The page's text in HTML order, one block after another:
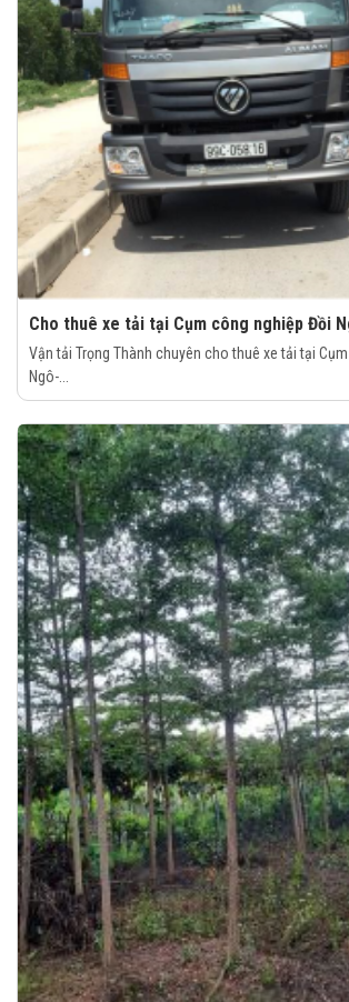
Cho thuê xe tải tại Cụm công nghiệp Đồi
Vận tải Trọng Thành chuyên cho thuê xe tải tại
Ngô-...